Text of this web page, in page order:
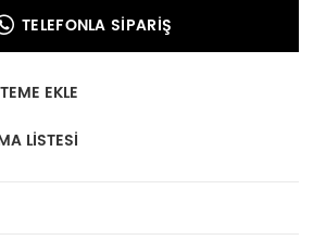
TELEFONLA SIPARIŞ
EKLE
LISTESI